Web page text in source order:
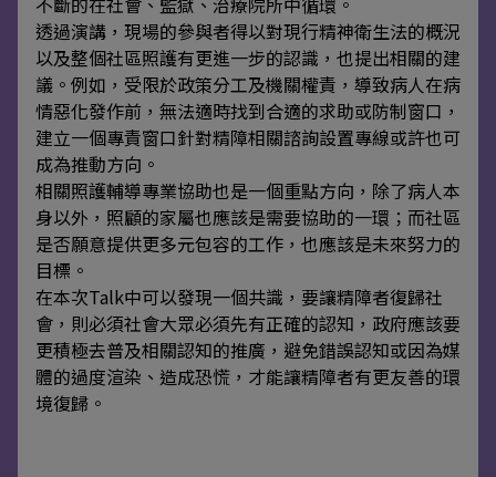
透過演講，現場的參與者得以對現行精神衛生法的概況
以及整個社區照護有更進一步的認識，也提出相關的建
議。例如，受限於政策分工及機關權責，導致病人在病
情惡化發作前，無法適時找到合適的求助或防制窗口，
建立一個專責窗口針對精障相關諮詢設置專線或許也可
成為推動方向。
相關照護輔導專業協助也是一個重點方向，除了病人本
身以外，照顧的家屬也應該是需要協助的一環；而社區
是否願意提供更多元包容的工作，也應該是未來努力的
目標。
在本次Talk中可以發現一個共識，要讓精障者復歸社
會，則必須社會大眾必須先有正確的認知，政府應該要
更積極去普及相關認知的推廣，避免錯誤認知或因為媒
體的過度渲染、造成恐慌，才能讓精障者有更友善的環
境復歸。